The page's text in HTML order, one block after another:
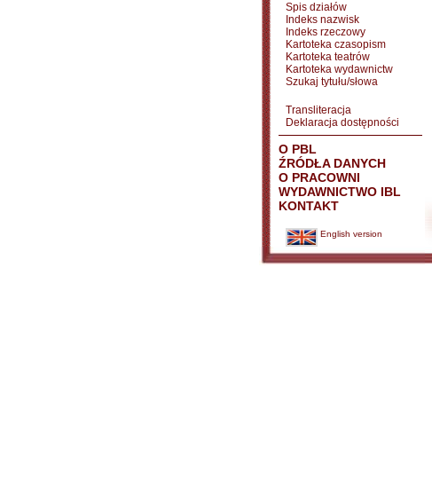
Spis działów
Indeks nazwisk
Indeks rzeczowy
Kartoteka czasopism
Kartoteka teatrów
Kartoteka wydawnictw
Szukaj tytułu/słowa
Transliteracja
Deklaracja dostępności
O PBL
ŹRÓDŁA DANYCH
O PRACOWNI
WYDAWNICTWO IBL
KONTAKT
English version